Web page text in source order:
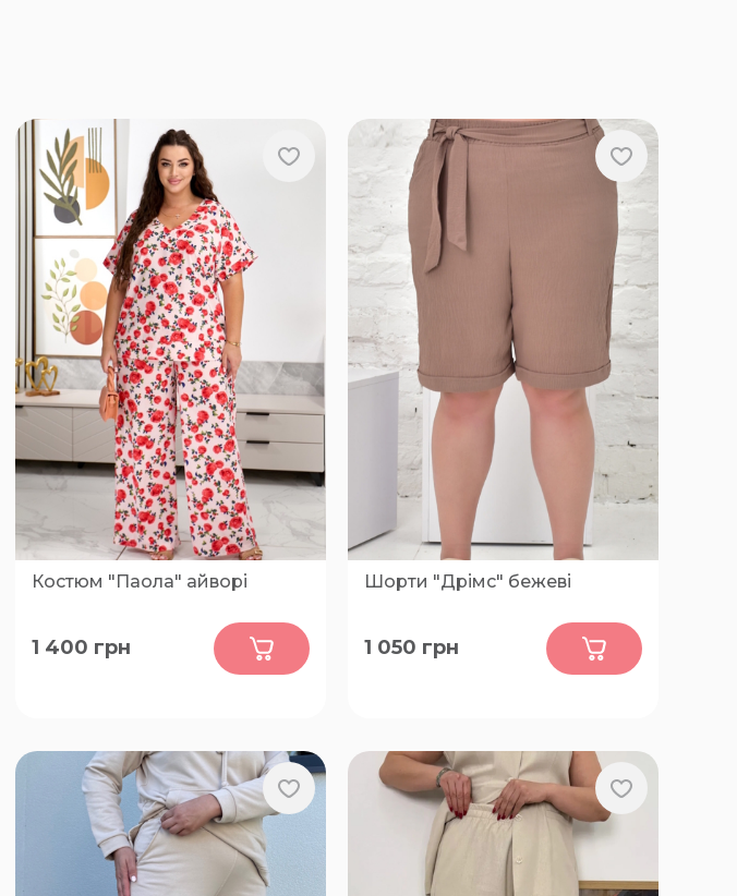
Костюм "Паола" айворі
52-54, 56-58, 60-62, 64-66, 68-70
1 400 грн
Шорти "Дрімс" бежеві
50, 52, 54, 56, 58, 60, 62, 64, 66, 68,
1 050 грн